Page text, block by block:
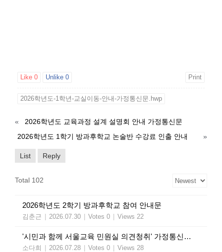
Like 0 Unlike 0 Print
2026학년도-1학년-교실이동-안내-가정통신문.hwp
«
2026학년도 교육과정 설계 설명회 안내 가정통신문
2026학년도 1학기 방과후학교 논술반 수강료 인출 안내
»
List Reply
Total 102
2026학년도 2학기 방과후학교 참여 안내문
김춘근 2026.07.30 Votes 0 Views 22
'시민과 함께 서울교육 민원실 의견청취' 가정통신문(교육청)
소다희 2026.07.28 Votes 0 Views 28